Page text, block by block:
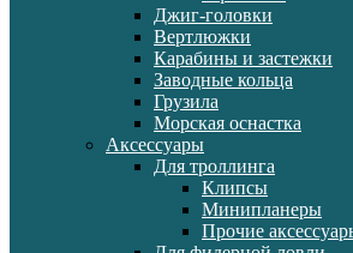
Джиг-головки
Вертлюжки
Карабины и застежки
Заводные кольца
Грузила
Морская оснастка
Аксессуары
Для троллинга
Клипсы
Минипланеры
Прочие